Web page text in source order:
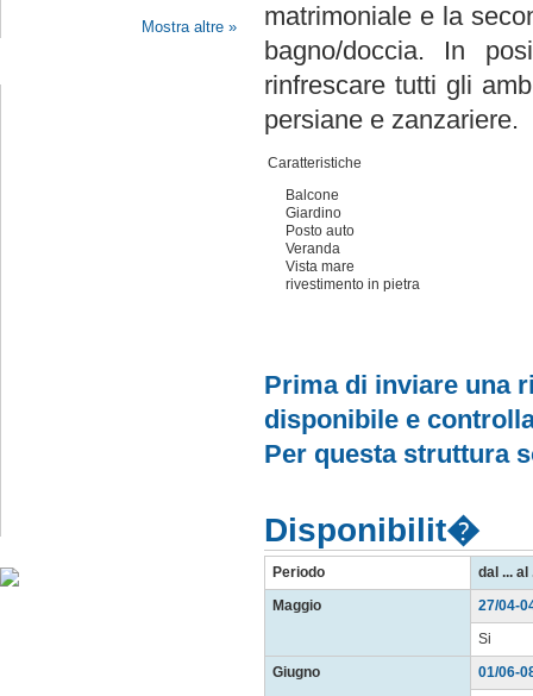
Mostra altre »
matrimoniale e la
bagno/doccia. In
rinfrescare tutti gli
persiane e zanzariere.
Caratteristiche
Balcone
Giardino
Posto auto
Veranda
Vista mare
rivestimento in pietra
Prima di inviare una
disponibile e
Per questa struttura
Disponibilit�
Periodo
dal ... al
Maggio
27/04-
Si
Giugno
01/06-